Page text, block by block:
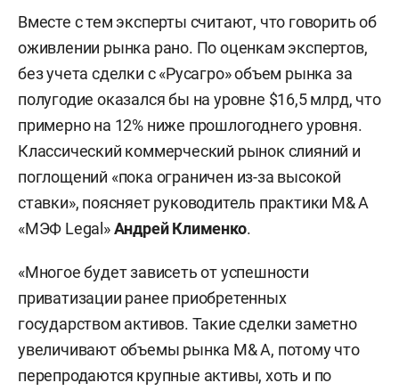
M& A (от англ. mergers and acquisitions — слияния
и поглощения) — процесс объединения
компаний для расширения бизнеса, выхода на
новые рынки или оптимизации расходов. На
российском рынке такие сделки проходят
между крупными и средними игроками при
участии консультантов, аудиторов и
государственных регуляторов.
Вместе с тем эксперты считают, что говорить об
оживлении рынка рано. По оценкам экспертов,
без учета сделки с «Русагро» объем рынка за
полугодие оказался бы на уровне $16,5 млрд, что
примерно на 12% ниже прошлогоднего уровня.
Классический коммерческий рынок слияний и
поглощений «пока ограничен из-за высокой
ставки», поясняет руководитель практики M& A
«МЭФ Legal»Андрей Клименко.
«Многое будет зависеть от успешности
приватизации ранее приобретенных
государством активов. Такие сделки заметно
увеличивают объемы рынка M& A, потому что
перепродаются крупные активы, хоть и по